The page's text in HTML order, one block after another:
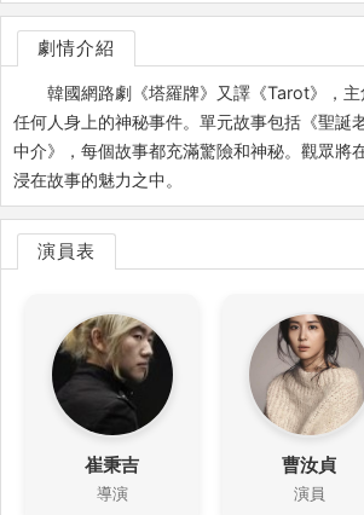
劇情介紹
韓國網路劇《塔羅牌》又譯《Tarot》，
任何人身上的神秘事件。單元故事包括《聖誕
中介》，每個故事都充滿驚險和神秘。觀眾將
浸在故事的魅力之中。
演員表
崔秉吉
導演
曹汝貞
演員